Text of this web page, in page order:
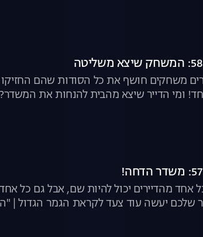
משחקים חושף את כל הסודות שהם החזיקו
ומי הדייר שיצא מהבית להנחות את
אחד מהדיירים יכול להיות שם, אבל גם כל
שלכם יעשה עוד צעד לקראת הגמר הגדול |